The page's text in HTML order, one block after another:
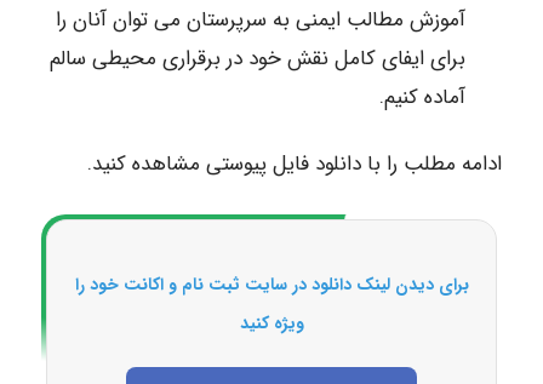
آموزش مطالب ایمنی به سرپرستان می توان آنان را
برای ایفای کامل نقش خود در برقراری محیطی سالم
آماده کنیم.
ادامه مطلب را با دانلود فایل پیوستی مشاهده کنید.
برای دیدن لینک دانلود در سایت ثبت نام و اکانت خود را
ویژه کنید